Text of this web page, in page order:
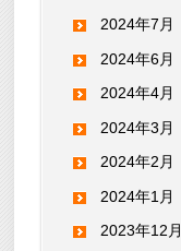
2024年7月
2024年6月
2024年4月
2024年3月
2024年2月
2024年1月
2023年12月